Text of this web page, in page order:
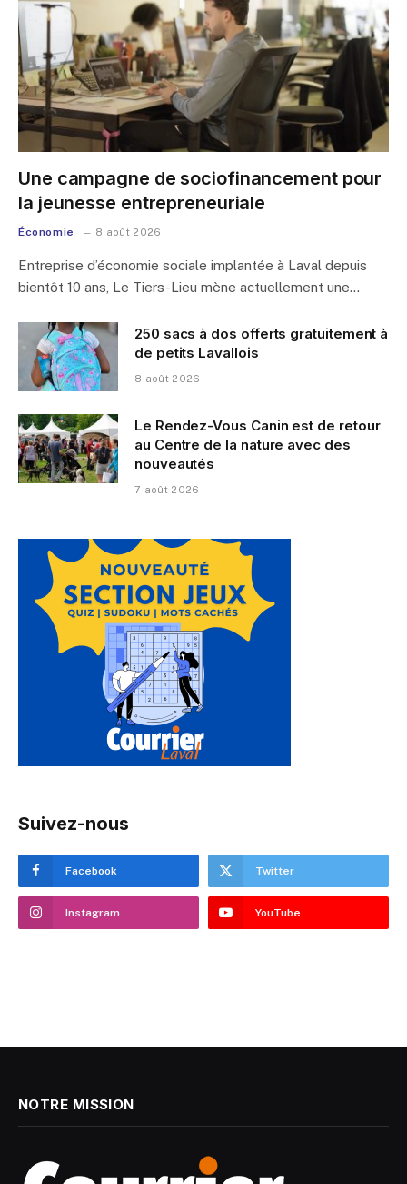
Une campagne de sociofinancement pour
la jeunesse entrepreneuriale
Économie 8 août 2026
Entreprise d’économie sociale implantée à Laval depuis
bientôt 10 ans, Le Tiers-Lieu mène actuellement une…
250 sacs à dos offerts gratuitement à
de petits Lavallois
8 août 2026
Le Rendez-Vous Canin est de retour
au Centre de la nature avec des
nouveautés
7 août 2026
Suivez-nous
Facebook Twitter
Instagram YouTube
NOTRE MISSION